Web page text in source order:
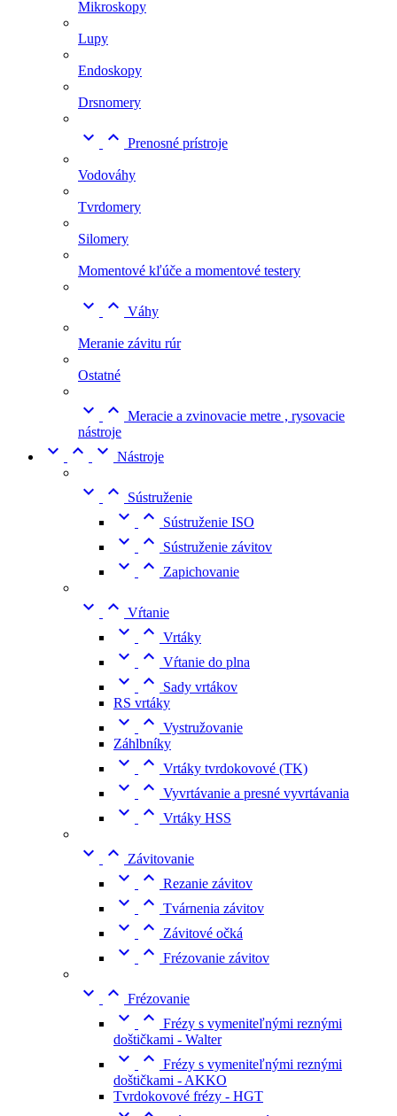
Mikroskopy
Lupy
Endoskopy
Drsnomery
  Prenosné prístroje
Vodováhy
Tvrdomery
Silomery
Momentové kľúče a momentové testery
  Váhy
Meranie závitu rúr
Ostatné
  Meracie a zvinovacie metre , rysovacie
nástroje
   Nástroje
  Sústruženie
  Sústruženie ISO
  Sústruženie závitov
  Zapichovanie
  Vŕtanie
  Vrtáky
  Vŕtanie do plna
 
Sady vrtákov
RS vrtáky
  Vystružovanie
Záhlbníky
  Vrtáky tvrdokovové (TK)
  Vyvrtávanie a presné vyvrtávania
  Vrtáky HSS
  Závitovanie
  Rezanie závitov
  Tvárnenia závitov
  Závitové očká
  Frézovanie závitov
  Frézovanie
  Frézy s vymeniteľnými reznými
doštičkami - Walter
  Frézy s vymeniteľnými reznými
doštičkami - AKKO
Tvrdokovové frézy - HGT